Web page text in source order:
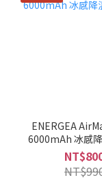
ENERGEA
6000mAh 冰感
扇